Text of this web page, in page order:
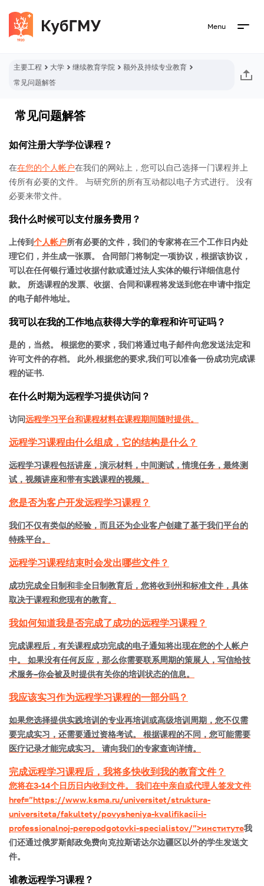
Menu
主要工程 大学 继续教育学院
额外及持续专业教育
常见问题解答
常见问题解答
如何注册大学学位课程？
在在您的个人帐户在我们的网站上，您可以自己选择一门课程并上
传所有必要的文件。 与研究所的所有互动都以电子方式进行。 没有
必要来带文件。
我什么时候可以支付服务费用？
上传到个人帐户所有必要的文件，我们的专家将在三个工作日内处
理它们，并生成一张票。 合同部门将制定一项协议，根据该协议，
可以在任何银行通过收据付款或通过法人实体的银行详细信息付
款。 所选课程的发票、收据、合同和课程将发送到您在申请中指定
的电子邮件地址。
我可以在我的工作地点获得大学的章程和许可证吗？
是的，当然。 根据您的要求，我们将通过电子邮件向您发送法定和
许可文件的存档。 此外,根据您的要求,我们可以准备一份成功完成课
程的证书.
在什么时期为远程学习提供访问？
访问远程学习平台和课程材料在课程期间随时提供。
远程学习课程由什么组成，它的结构是什么？
远程学习课程包括讲座，演示材料，中间测试，情境任务，最终测
试，视频讲座和带有实践课程的视频。
您是否为客户开发远程学习课程？
我们不仅有类似的经验，而且还为企业客户创建了基于我们平台的
特殊平台。
远程学习课程结束时会发出哪些文件？
成功完成全日制和非全日制教育后，您将收到州和标准文件，具体
取决于课程和您现有的教育。
我如何知道我是否完成了成功的远程学习课程？
完成课程后，有关课程成功完成的电子通知将出现在您的个人帐户
中。 如果没有任何反应，那么你需要联系周期的策展人，写信给技
术服务–你会被及时提供有关你的培训状态的信息。
我应该实习作为远程学习课程的一部分吗？
如果您选择提供实践培训的专业再培训或高级培训周期，您不仅需
要完成实习，还需要通过资格考试。 根据课程的不同，您可能需要
医疗记录才能完成实习。 请向我们的专家查询详情。
完成远程学习课程后，我将多快收到我的教育文件？
您将在3-14个日历日内收到文件。 我们在中亲自或代理人签发文件
href=”https://www.ksma.ru/universitet/struktura-
universiteta/fakultety/povysheniya-kvalifikacii-i-
professionalnoj-perepodgotovki-specialistov/”>институте我
们还通过俄罗斯邮政免费向克拉斯诺达尔边疆区以外的学生发送文
件。
谁教远程学习课程？